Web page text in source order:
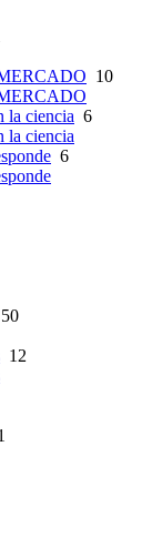
10
la ciencia 6
la ciencia
6
50
12